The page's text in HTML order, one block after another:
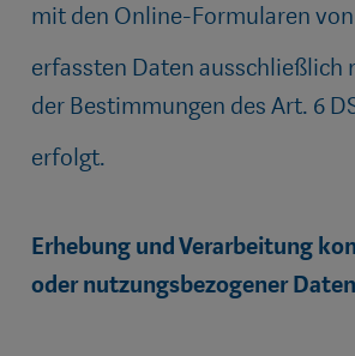
mit den Online-Formularen
erfassten Daten ausschließlich
der Bestimmungen des Art. 6
erfolgt.
Erhebung und Verarbeitung
oder nutzungsbezogener Daten